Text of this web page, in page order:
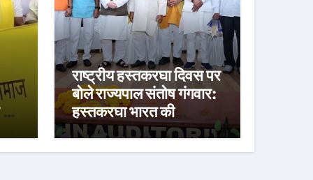
ने
राष्ट्रीय हस्तकरघा दिवस पर
बोले राज्यपाल संतोष गंगवार:
हस्तकरघा भारत की
संस्कृति, आत्मनिर्भरता और
स्वाभिमान का प्रतीक